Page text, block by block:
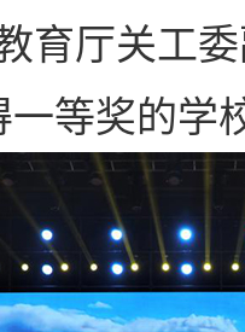
育厅关工
一等奖的学